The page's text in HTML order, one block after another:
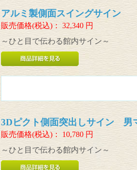
アルミ製側面スイングサイン
販売価格(税込)： 32,340円
～ひと目で伝わる館内サイン～
3Dピクト側面突出しサイン 男
販売価格(税込)： 10,780円
～ひと目で伝わる館内サイン～